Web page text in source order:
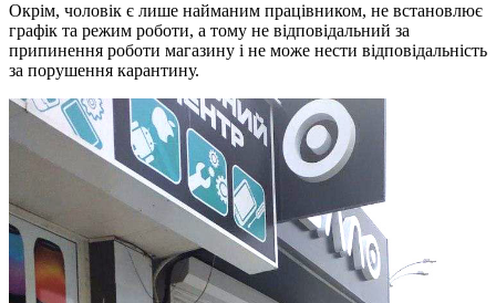
Окрім, чоловік є лише найманим працівником, не встановлює
графік та режим роботи, а тому не відповідальний за
припинення роботи магазину і не може нести відповідальність
за порушення карантину.